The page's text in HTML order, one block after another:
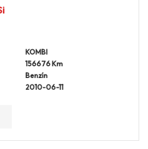
KOMBI
156676 Km
Benzín
2010-06-11